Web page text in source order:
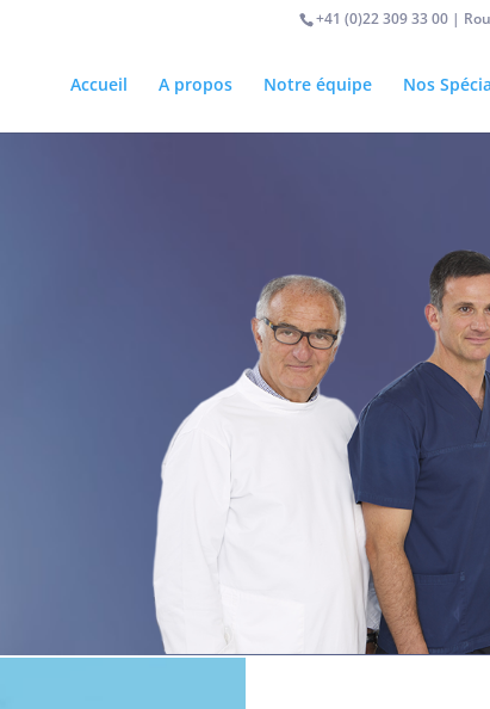
+41 (0)22 309 33 00 |
Accueil A propos Notre équipe Nos